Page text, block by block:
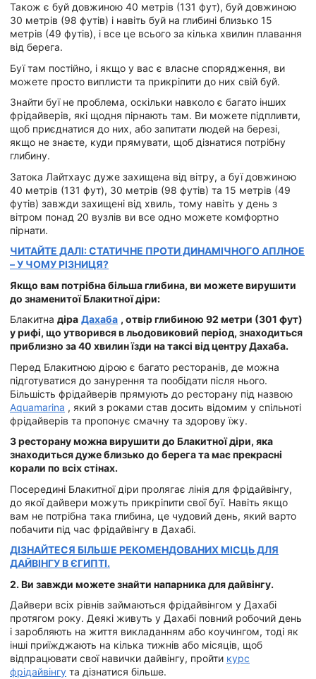
Також є буй довжиною 40 метрів (131 фут), буй довжиною
30 метрів (98 футів) і навіть буй на глибині близько 15
метрів (49 футів), і все це всього за кілька хвилин плавання
від берега.
Буї там постійно, і якщо у вас є власне спорядження, ви
можете просто виплисти та прикріпити до них свій буй.
Знайти буї не проблема, оскільки навколо є багато інших
фрідайверів, які щодня пірнають там. Ви можете підпливти,
щоб приєднатися до них, або запитати людей на березі,
якщо не знаєте, куди прямувати, щоб дізнатися потрібну
глибину.
Затока Лайтхаус дуже захищена від вітру, а буї довжиною
40 метрів (131 фут), 30 метрів (98 футів) та 15 метрів (49
футів) завжди захищені від хвиль, тому навіть у день з
вітром понад 20 вузлів ви все одно можете комфортно
пірнати.
ЧИТАЙТЕ ДАЛІ: СТАТИЧНЕ ПРОТИ ДИНАМІЧНОГО АПЛНОЕ
– У ЧОМУ РІЗНИЦЯ?
Якщо вам потрібна більша глибина, ви можете вирушити
до знаменитої Блакитної діри:
Блакитна діра Дахаба , отвір глибиною 92 метри (301 фут)
у рифі, що утворився в льодовиковий період, знаходиться
приблизно за 40 хвилин їзди на таксі від центру Дахаба.
Перед Блакитною дірою є багато ресторанів, де можна
підготуватися до занурення та пообідати після нього.
Більшість фрідайверів прямують до ресторану під назвою
Aquamarina , який з роками став досить відомим у спільноті
фрідайверів та пропонує смачну та здорову їжу.
З ресторану можна вирушити до Блакитної діри, яка
знаходиться дуже близько до берега та має прекрасні
корали по всіх стінах.
Посередині Блакитної діри пролягає лінія для фрідайвінгу,
до якої дайвери можуть прикріпити свої буї. Навіть якщо
вам не потрібна така глибина, це чудовий день, який варто
побачити під час фрідайвінгу в Дахабі.
ДІЗНАЙТЕСЯ БІЛЬШЕ РЕКОМЕНДОВАНИХ МІСЦЬ ДЛЯ
ДАЙВІНГУ В ЄГИПТІ.
2. Ви завжди можете знайти напарника для дайвінгу.
Дайвери всіх рівнів займаються фрідайвінгом у Дахабі
протягом року. Деякі живуть у Дахабі повний робочий день
і заробляють на життя викладанням або коучингом, тоді як
інші приїжджають на кілька тижнів або місяців, щоб
відпрацювати свої навички дайвінгу, пройти курс
фрідайвінгу та дізнатися більше.